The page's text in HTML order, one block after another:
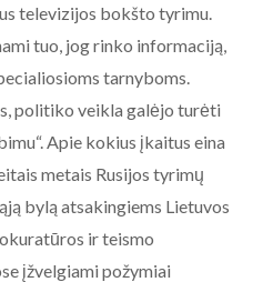
televizijos bokšto tyrimu.
tuo, jog rinko informaciją,
tarnyboms.
politiko veikla galėjo turėti
Apie kokius įkaitus eina
metais Rusijos tyrimų
bylą atsakingiems Lietuvos
ir teismo
įžvelgiami požymiai